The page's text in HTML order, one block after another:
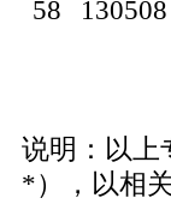
58 130508
说明：以上
*），以相